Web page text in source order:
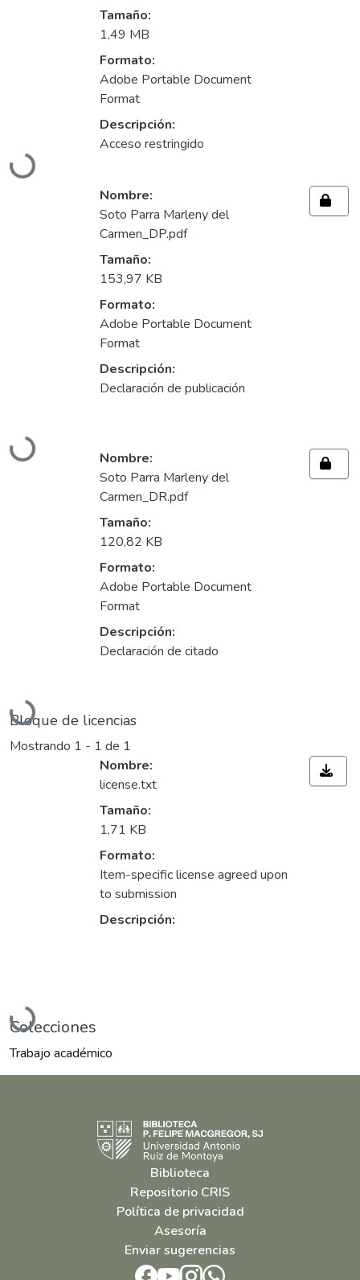
Cargando...
Tamaño:
1,49 MB
Formato:
Adobe Portable Document
Format
Descripción:
Acceso restringido
Cargando...
Nombre:
Soto Parra Marleny del
Carmen_DP.pdf
Tamaño:
153,97 KB
Formato:
Adobe Portable Document
Format
Descripción:
Declaración de publicación
Cargando...
Nombre:
Soto Parra Marleny del
Carmen_DR.pdf
Tamaño:
120,82 KB
Formato:
Adobe Portable Document
Format
Descripción:
Declaración de citado
Bloque de licencias
Mostrando 1 - 1 de 1
Cargando...
Nombre:
license.txt
Tamaño:
1,71 KB
Formato:
Item-specific license agreed upon
to submission
Descripción:
Colecciones
Trabajo académico
Biblioteca
Repositorio CRIS
Política de privacidad
Asesoría
Enviar sugerencias